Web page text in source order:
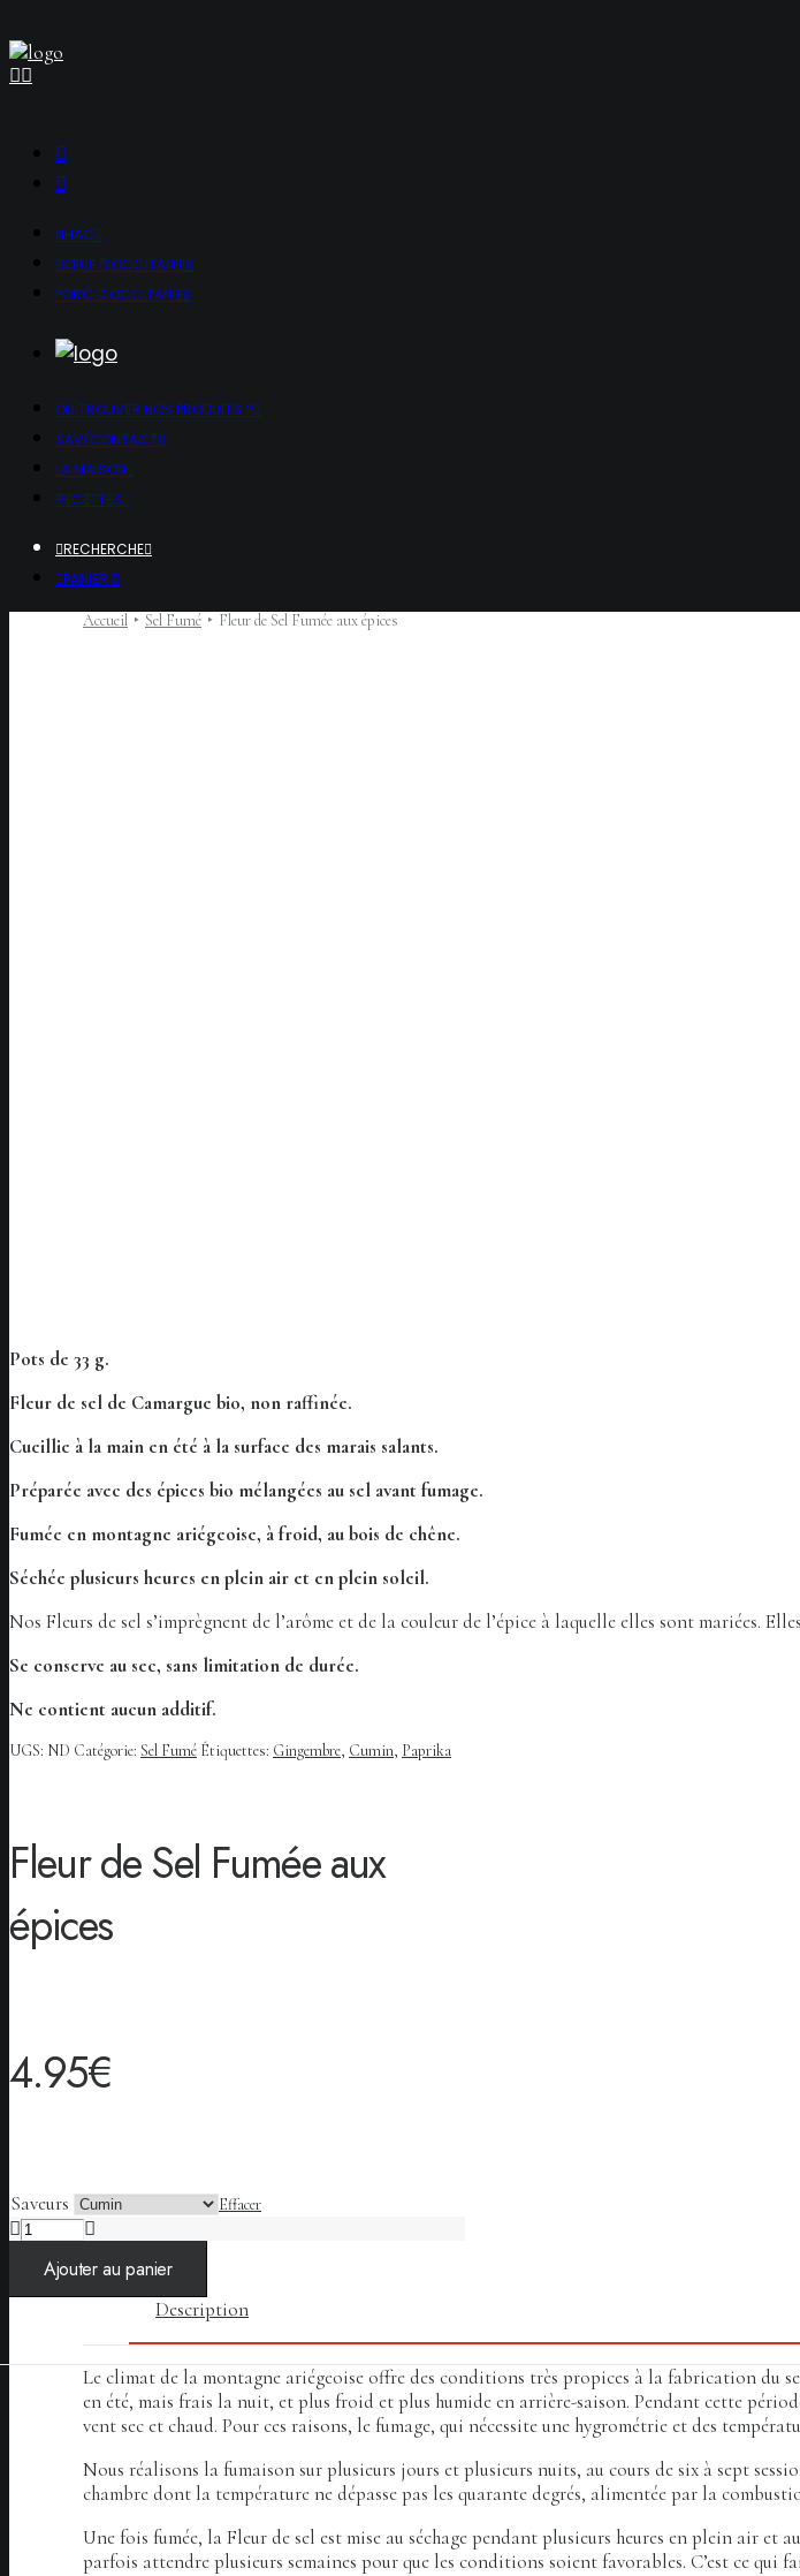
NHAC
BŒUF D’OCCITANIE
PORC D’OCCITANIE
OÙ TROUVER NOS PRODUITS ?
SAV/CONTACT
LA MAISON
RECETTES
RECHERCHE
PANIER
Accueil Sel Fumé Fleur de Sel Fumée aux épices
Pots de 33 g.
Fleur de sel de Camargue bio, non raffinée.
Cueillie à la main en été à la surface des marais salants.
Préparée avec des épices bio mélangées au sel avant fumage.
Fumée en montagne ariégeoise, à froid, au bois de chêne.
Séchée plusieurs heures en plein air et en plein soleil.
Nos Fleurs de sel s’imprègnent de l’arôme et de la couleur de l’épice à laquelle elles sont mariées.
Se conserve au sec, sans limitation de durée.
Ne contient aucun additif.
UGS: ND Catégorie: Sel Fumé Étiquettes: Gingembre, Cumin, Paprika
Fleur de Sel Fumée aux
épices
4.95€
Saveurs Effacer
quantité
Fleur
de
aux
Ajouter au panier
Description
Le climat de la montagne ariégeoise offre des conditions très propices à la fabrication du
en été, mais frais la nuit, et plus froid et plus humide en arrière-saison. Pendant cette
vent sec et chaud. Pour ces raisons, le fumage, qui nécessite une hygrométrie et des
Nous réalisons la fumaison sur plusieurs jours et plusieurs nuits, au cours de six à sept
chambre dont la température ne dépasse pas les quarante degrés, alimentée par la
Une fois fumée, la Fleur de sel est mise au séchage pendant plusieurs heures en plein air
parfois attendre plusieurs semaines pour que les conditions soient favorables. C’est ce qui